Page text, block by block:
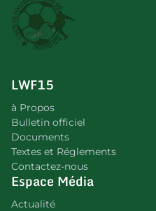
LWF15
à Propos
Bulletin officiel
Documents
Textes et Réglements
Contactez-nous
Espace Média
Actualité